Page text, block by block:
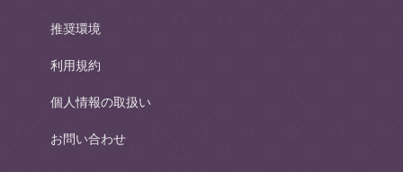
推奨環境
利用規約
個人情報の取扱い
お問い合わせ